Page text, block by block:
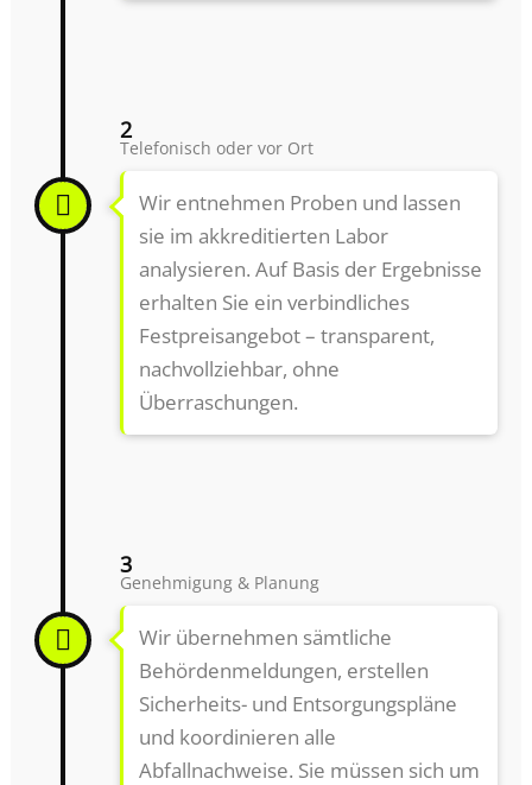
2
Telefonisch oder vor Ort
Wir entnehmen Proben und lassen
sie im akkreditierten Labor
analysieren. Auf Basis der Ergebnisse
erhalten Sie ein verbindliches
Festpreisangebot – transparent,
nachvollziehbar, ohne
Überraschungen.
3
Genehmigung & Planung
Wir übernehmen sämtliche
Behördenmeldungen, erstellen
Sicherheits- und Entsorgungspläne
und koordinieren alle
Abfallnachweise. Sie müssen sich um